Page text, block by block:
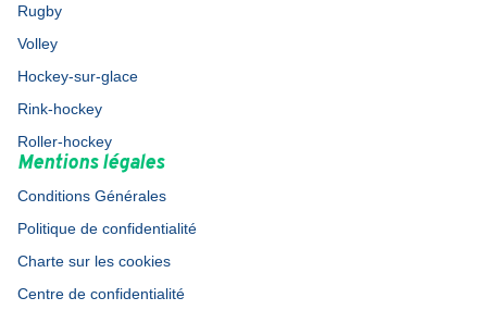
Rugby
Volley
Hockey-sur-glace
Rink-hockey
Roller-hockey
Mentions légales
Conditions Générales
Politique de confidentialité
Charte sur les cookies
Centre de confidentialité